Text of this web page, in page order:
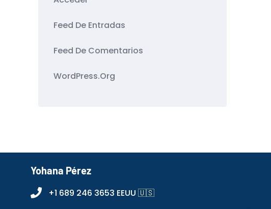
Feed De Entradas
Feed De Comentarios
WordPress.org
Yohana Pérez
+1 689 246 3653 EEUU 🇺🇸